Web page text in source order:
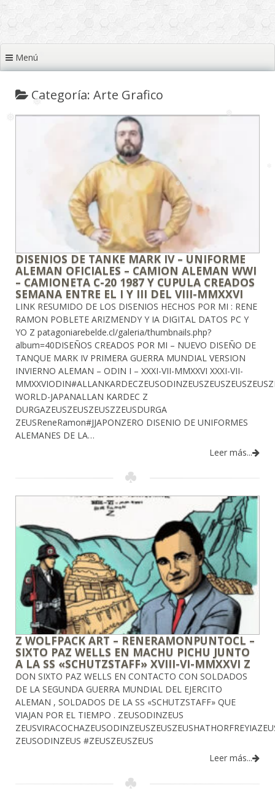
❅
❅
❅
❅
❅
❅
Menú
Categoría: Arte Grafico
DISENIOS DE TANKE MARK IV – UNIFORME
ALEMAN OFICIALES – CAMION ALEMAN WWI
– CAMIONETA C-20 1987 Y CUPULA CREADOS
SEMANA ENTRE EL I Y III DEL VIII-MMXXVI
LINK RESUMIDO DE LOS DISENIOS HECHOS POR MI : RENE
RAMON POBLETE ARIZMENDY Y IA DIGITAL DATOS PC Y
YO Z patagoniarebelde.cl/galeria/thumbnails.php?
album=40DISEÑOS CREADOS POR MI – NUEVO DISEÑO DE
TANQUE MARK IV PRIMERA GUERRA MUNDIAL VERSION
INVIERNO ALEMAN – ODIN I – XXXI-VII-MMXXVI XXXI-VII-
WORLD-JAPANALLAN KARDEC Z
DURGAZEUSZEUSZEUSZZEUSDURGA
ZEUSReneRamon#JJAPONZERO DISENIO DE UNIFORMES
ALEMANES DE LA…
Leer más...
Z WOLFPACK ART – RENERAMONPUNTOCL –
SIXTO PAZ WELLS EN MACHU PICHU JUNTO
A LA SS «SCHUTZSTAFF» XVIII-VI-MMXXVI Z
DON SIXTO PAZ WELLS EN CONTACTO CON SOLDADOS
DE LA SEGUNDA GUERRA MUNDIAL DEL EJERCITO
ALEMAN , SOLDADOS DE LA SS «SCHUTZSTAFF» QUE
VIAJAN POR EL TIEMPO . ZEUSODINZEUS
ZEUSODINZEUS #ZEUSZEUSZEUS
Leer más...